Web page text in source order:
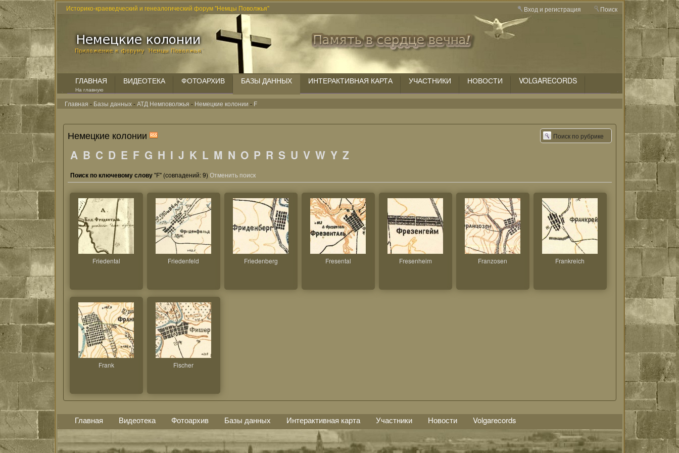
Историко-краеведческий и генеалогический форум "Немцы Поволжья" Вход и регистрация Поиск
ГЛАВНАЯ
На главную
ВИДЕОТЕКА ФОТОАРХИВ БАЗЫ ДАННЫХ ИНТЕРАКТИВНАЯ КАРТА УЧАСТНИКИ НОВОСТИ VOLGARECORDS
Главная - Базы данных-АТД Немповолжья - Немецкие колонии - F
Поиск по рубрике
Немецкие колонии
A B C D E F G H I J K L M N O P R S U V W Y Z
Поиск по ключевому слову"F" (совпадений: 9) Отменить поиск
Friedental Friedenfeld Friedenberg Fresental Fresenheim Franzosen Frankreich
Frank Fischer
Главная Видеотека Фотоархив Базы данных Интерактивная карта Участники Новости Volgarecords